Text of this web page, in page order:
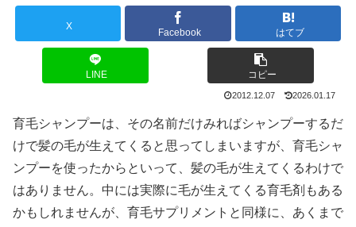
X
Facebook はてブ
LINE コピー
2012.12.07 2026.01.17
育毛シャンプーは、その名前だけみればシャンプーするだ
けで髪の毛が生えてくると思ってしまいますが、育毛シャ
ンプーを使ったからといって、髪の毛が生えてくるわけで
はありません。中には実際に毛が生えてくる育毛剤もある
かもしれませんが、育毛サプリメントと同様に、あくまで